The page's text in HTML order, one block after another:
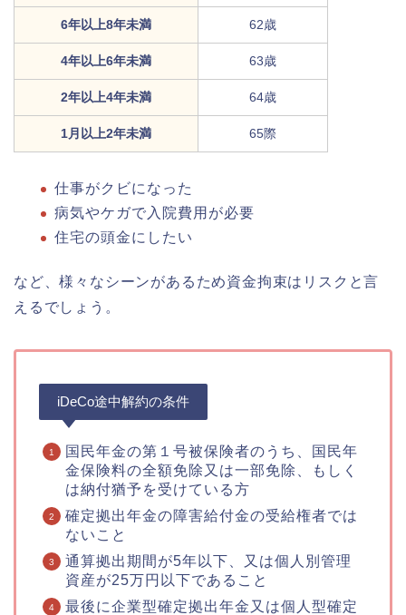
6年以上8年未満 62歳
4年以上6年未満 63歳
2年以上4年未満 64歳
1月以上2年未満 65際
仕事がクビになった
病気やケガで入院費用が必要
住宅の頭金にしたい
など、様々なシーンがあるため資金拘束はリスクと言
えるでしょう。
iDeCo途中解約の条件
国民年金の第１号被保険者のうち、国民年
金保険料の全額免除又は一部免除、もしく
は納付猶予を受けている方
確定拠出年金の障害給付金の受給権者では
ないこと
通算拠出期間が5年以下、又は個人別管理
資産が25万円以下であること
最後に企業型確定拠出年金又は個人型確定